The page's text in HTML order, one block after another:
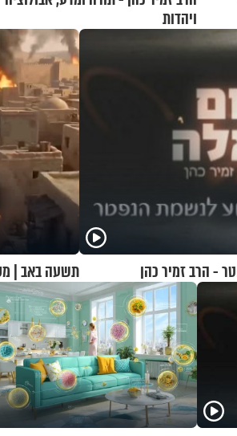
ויהדות
- הרב זמיר כהן תשעה באב |